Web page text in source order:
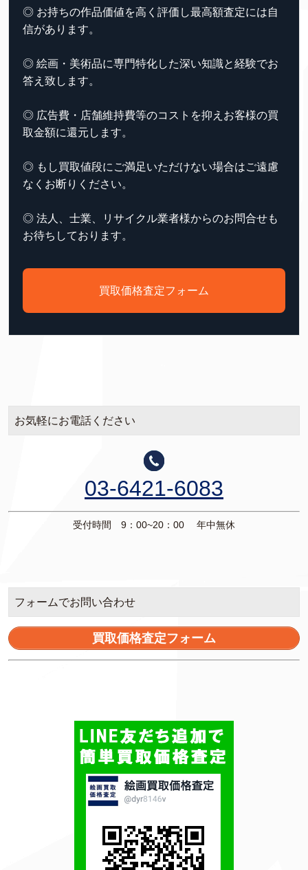
◎ お持ちの作品価値を高く評価し最高額査定には自
信があります。
◎ 絵画・美術品に専門特化した深い知識と経験でお
答え致します。
◎ 広告費・店舗維持費等のコストを抑えお客様の買
取金額に還元します。
◎ もし買取値段にご満足いただけない場合はご遠慮
なくお断りください。
◎ 法人、士業、リサイクル業者様からのお問合せも
お待ちしております。
買取価格査定フォーム
お気軽にお電話ください
03-6421-6083
受付時間 9：00~20：00 年中無休
フォームでお問い合わせ
買取価格査定フォーム